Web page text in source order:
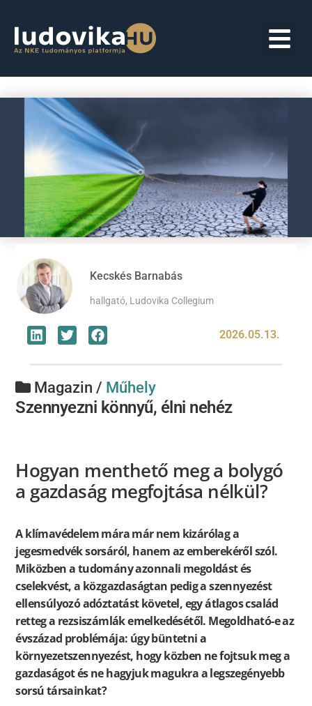
Kecskés Barnabás
hallgató, Ludovika Collegium
2026.05.13.
Magazin / Műhely
Szennyezni könnyű, élni nehéz
Hogyan menthető meg a bolygó
a gazdaság megfojtása nélkül?
A klímavédelem mára már nem kizárólag a
jegesmedvék sorsáról, hanem az emberekéről szól.
Miközben a tudomány azonnali megoldást és
cselekvést, a közgazdaságtan pedig a szennyezést
ellensúlyozó adóztatást követel, egy átlagos család
retteg a rezsiszámlák emelkedésétől. Megoldható-e az
évszázad problémája: úgy büntetni a
környezetszennyezést, hogy közben ne fojtsuk meg a
gazdaságot és ne hagyjuk magukra a legszegényebb
sorsú társainkat?